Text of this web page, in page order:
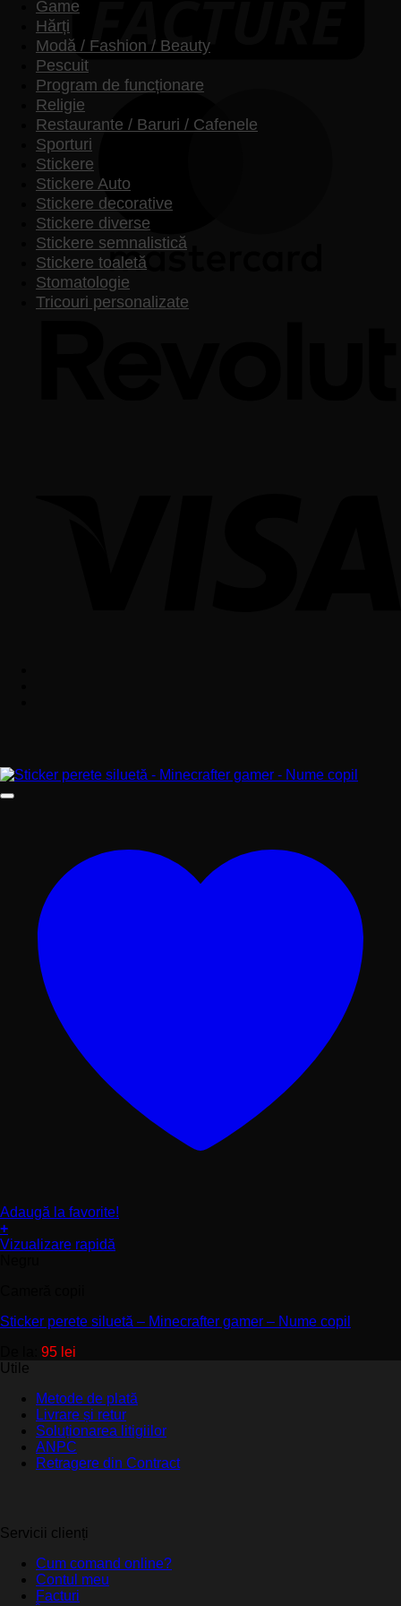
Game
Hărți
Modă / Fashion / Beauty
Pescuit
Program de funcționare
Religie
Restaurante / Baruri / Cafenele
Sporturi
Stickere
Stickere Auto
Stickere decorative
Stickere diverse
Stickere semnalistică
Stickere toaletă
Stomatologie
Tricouri personalizate
Adaugă la favorite!
+
Acest
variații.
fi
pagina
produsului.
Vizualizare rapidă
Sticker perete siluetă – Minecrafter gamer – Nume copil
95 lei
Utile
Metode de plată
Livrare și retur
Soluționarea litigiilor
ANPC
Retragere din Contract
Servicii clienți
Cum comand online?
Contul meu
Facturi